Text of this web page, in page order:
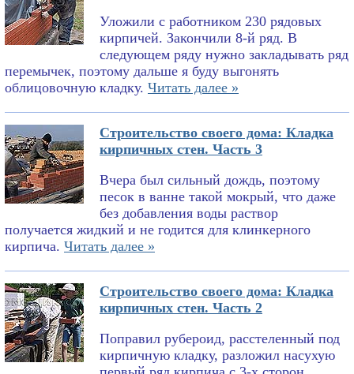
Уложили с работником 230 рядовых
кирпичей. Закончили 8-й ряд. В
следующем ряду нужно закладывать ряд
перемычек, поэтому дальше я буду выгонять
облицовочную кладку. Читать далее »
Строительство своего дома: Кладка
кирпичных стен. Часть 3
Вчера был сильный дождь, поэтому
песок в ванне такой мокрый, что даже
без добавления воды раствор
получается жидкий и не годится для клинкерного
кирпича. Читать далее »
Строительство своего дома: Кладка
кирпичных стен. Часть 2
Поправил рубероид, расстеленный под
кирпичную кладку, разложил насухую